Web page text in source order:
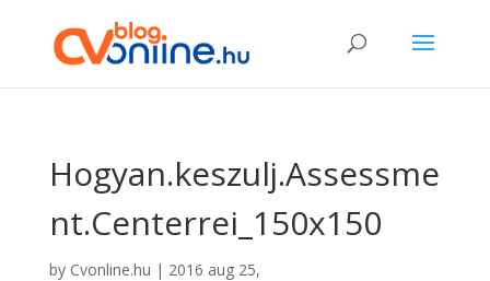
Hogyan.keszulj.Assessme
nt.Centerrei_150x150
by Cvonline.hu | 2016 aug 25,